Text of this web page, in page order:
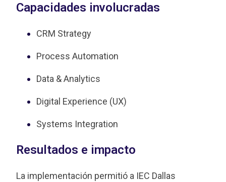
Capacidades involucradas
CRM Strategy
Process Automation
Data & Analytics
Digital Experience (UX)
Systems Integration
Resultados e impacto
La implementación permitió a IEC Dallas